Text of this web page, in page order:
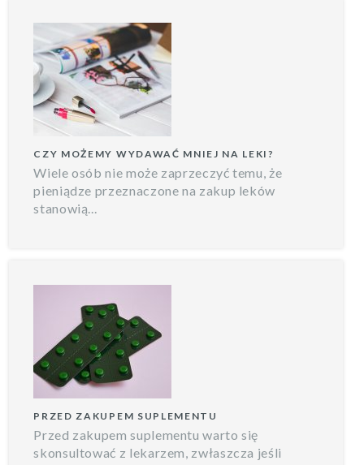
CZY MOŻEMY WYDAWAĆ MNIEJ NA LEKI?
Wiele osób nie może zaprzeczyć temu, że
pieniądze przeznaczone na zakup leków
stanowią...
PRZED ZAKUPEM SUPLEMENTU
Przed zakupem suplementu warto się
skonsultować z lekarzem, zwłaszcza jeśli